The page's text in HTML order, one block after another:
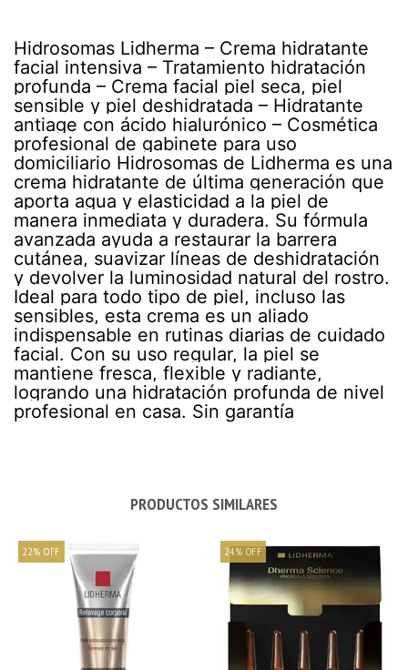
Hidrosomas Lidherma – Crema hidratante
facial intensiva – Tratamiento hidratación
profunda – Crema facial piel seca, piel
sensible y piel deshidratada – Hidratante
antiage con ácido hialurónico – Cosmética
profesional de gabinete para uso
domiciliario Hidrosomas de Lidherma es una
crema hidratante de última generación que
aporta agua y elasticidad a la piel de
manera inmediata y duradera. Su fórmula
avanzada ayuda a restaurar la barrera
cutánea, suavizar líneas de deshidratación
y devolver la luminosidad natural del rostro.
Ideal para todo tipo de piel, incluso las
sensibles, esta crema es un aliado
indispensable en rutinas diarias de cuidado
facial. Con su uso regular, la piel se
mantiene fresca, flexible y radiante,
logrando una hidratación profunda de nivel
profesional en casa. Sin garantía
PRODUCTOS SIMILARES
22% OFF 24% OFF